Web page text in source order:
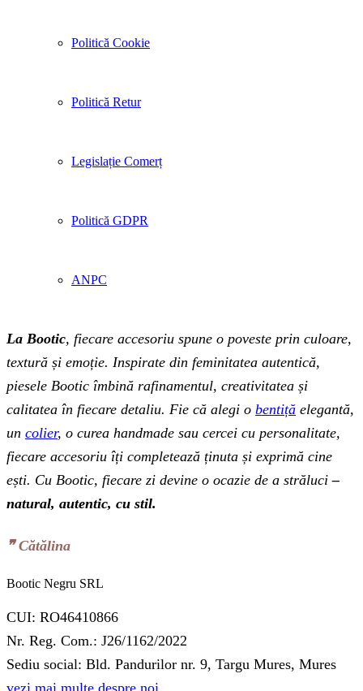
Politică Cookie
Politică Retur
Legislație Comerț
Politică GDPR
ANPC
La Bootic, fiecare accesoriu spune o poveste prin culoare,
textură și emoție. Inspirate din feminitatea autentică,
piesele Bootic îmbină rafinamentul, creativitatea și
calitatea în fiecare detaliu. Fie că alegi o bentiță elegantă,
un colier, o curea handmade sau cercei cu personalitate,
fiecare accesoriu îți completează ținuta și exprimă cine
ești. Cu Bootic, fiecare zi devine o ocazie de a străluci –
natural, autentic, cu stil.
❞‬ Cătălina
Bootic Negru SRL
CUI: RO46410866
Nr. Reg. Com.: J26/1162/2022
Sediu social: Bld. Pandurilor nr. 9, Targu Mures, Mures
vezi mai multe despre noi